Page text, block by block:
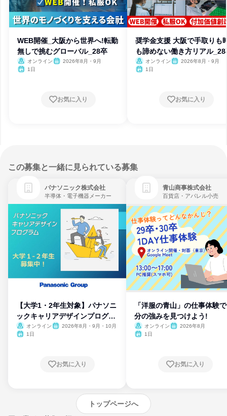
WEB開催_大阪から世界へ!転勤
無しで挑むグローバル_28卒
オンライン
2026年8月・9月
1日
お気に入り
奨学金支援 大阪で手取りも
も諦めない働き方リアル_28
オンライン
2026年8月・9月
1日
お気に入り
この募集と一緒に見られている募集
パナソニック株式会社
半導体・電子機器メーカー
【大学1・2年生対象】パナソニ
ックキャリアデザインプログラ
ム
オンライン
2026年8月・9月・10月
1日
お気に入り
青山商事株式会社
百貨店・アパレル小売
「洋服の青山」の仕事体験
分の強みを見つけよう!
オンライン
2026年8月
1日
お気に入り
トップページへ